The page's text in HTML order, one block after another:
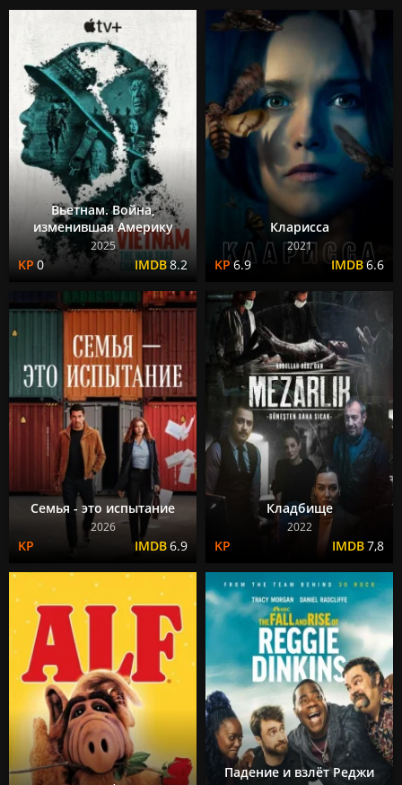
Вьетнам. Война,
изменившая Америку
2025
0 8.2
Кларисса
2021
6.9 6.6
Семья - это испытание
2026
6.9
Кладбище
2022
7,8
Падение и взлёт Реджи